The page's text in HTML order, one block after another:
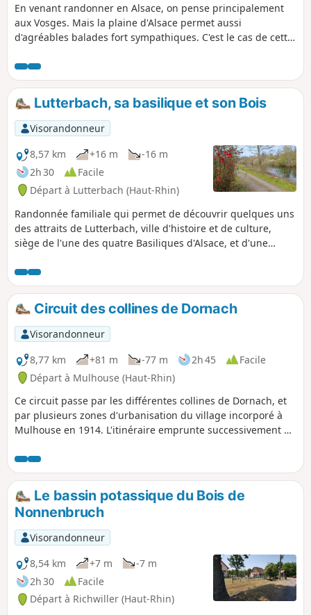
En venant randonner en Alsace, on pense principalement
aux Vosges. Mais la plaine d'Alsace permet aussi
d'agréables balades fort sympathiques. C'est le cas de cette
Lutterbach, aux portes de l'agglomération de Mulhouse.
Cette balade ne présente aucun risque et est accessible
quasiment à tous. L'essentiel du parcours se fait en forêt. Le
point d'orgue de la randonnée se trouve à mi-chemin : le
Gros Chêne de Pfastatt.
Lutterbach, sa basilique et son Bois
Visorandonneur
8,57 km
+16 m
-16 m
2h 30
Facile
Départ à Lutterbach (Haut-Rhin)
Randonnée familiale qui permet de découvrir quelques uns
des attraits de Lutterbach, ville d'histoire et de culture,
siège de l'une des quatre Basiliques d'Alsace, et d'une
Bois de Lutterbach, partie Sud-Ouest de la Forêt du
Nonnenbruch (Marais des Nonnes), parcourue par de
nombreux sentiers de randonnée et poumon vert de
l'agglomération. Randonnée accessible via la Gare de
Lutterbach (Haut-Rhin).
Circuit des collines de Dornach
Visorandonneur
8,77 km
+81 m -77 m 2h 45
Facile
Départ à Mulhouse (Haut-Rhin)
Ce circuit passe par les différentes collines de Dornach, et
par plusieurs zones d'urbanisation du village incorporé à
Mulhouse en 1914. L'itinéraire emprunte successivement 4
allant de tram à tram (Gare Dornach-Université 2,6 km,
Université-Coteaux 3,2 km, Coteaux-Gare Dornach 2,9 km).
Le bassin potassique du Bois de
Nonnenbruch
Visorandonneur
8,54 km
+7 m
-7 m
2h 30
Facile
Départ à Richwiller (Haut-Rhin)